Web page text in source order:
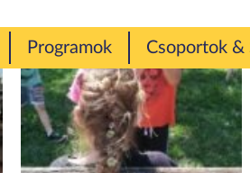
Programok Csoportok &